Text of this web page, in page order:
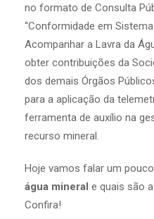
no formato de Consulta
“Conformidade em
Acompanhar a Lavra da
obter contribuições da
dos demais Órgãos
para a aplicação da
ferramenta de auxílio na
recurso mineral.
Hoje vamos falar um
água mineral e quais são
Confira!